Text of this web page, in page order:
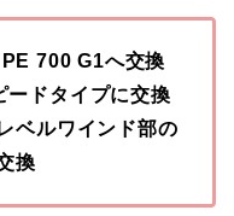
700 G1へ交換
ードタイプに交換
ベルワインド部の
換